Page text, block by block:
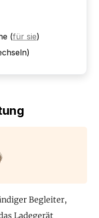
(für sie)
Begleiter,
Ladegerät